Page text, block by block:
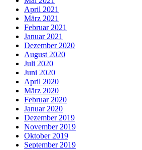
April 2021
März 2021
Februar 2021
Januar 2021
Dezember 2020
August 2020
Juli 2020
Juni 2020
April 2020
März 2020
Februar 2020
Januar 2020
Dezember 2019
November 2019
Oktober 2019
September 2019